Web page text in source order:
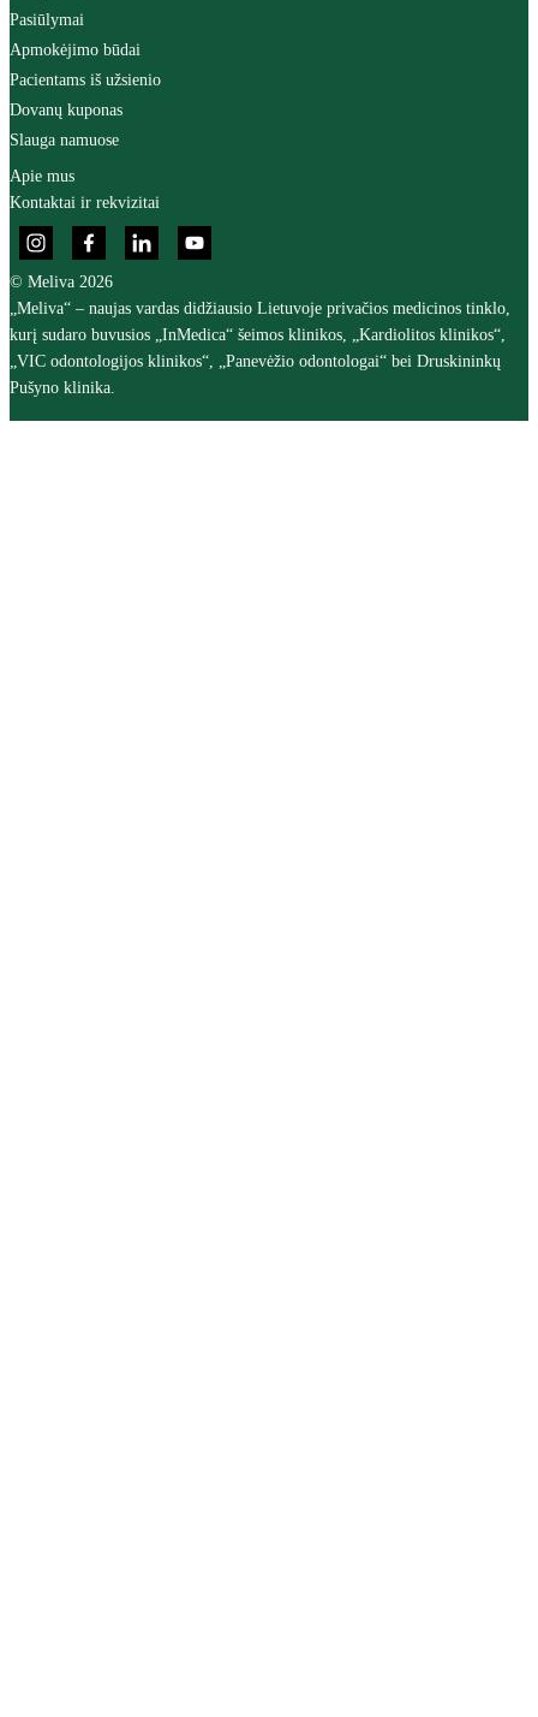
Pasiūlymai
Apmokėjimo būdai
Pacientams iš užsienio
Dovanų kuponas
Slauga namuose
Apie mus
Kontaktai ir rekvizitai
© Meliva 2026
„Meliva“ – naujas vardas didžiausio Lietuvoje privačios medicinos tinklo,
kurį sudaro buvusios „InMedica“ šeimos klinikos, „Kardiolitos klinikos“,
„VIC odontologijos klinikos“, „Panevėžio odontologai“ bei Druskininkų
Pušyno klinika.